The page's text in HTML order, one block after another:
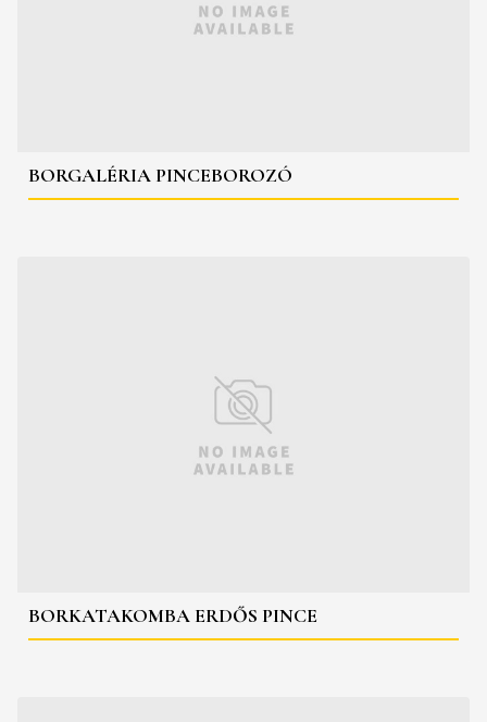
BORGALÉRIA PINCEBOROZÓ
BORKATAKOMBA ERDŐS PINCE